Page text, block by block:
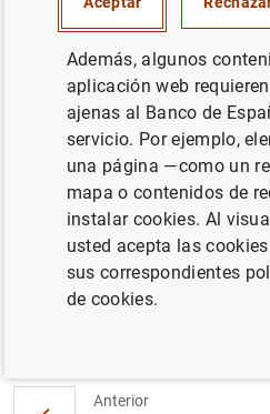
ESPAÑA POLÍTICA MONETARIA
El BCE anuncia la
publicación del tipo
del euro (€STR) (1
Anterior
Además, algunos
aplicación web
ajenas al Banco de
servicio. Por ejemplo,
una página —como un
mapa o contenidos de
instalar cookies. Al
usted acepta las
sus correspondientes
de cookies.